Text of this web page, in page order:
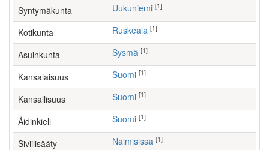
Syntymäkunta Uukuniemi [1]
Kotikunta Ruskeala [1]
Asuinkunta Sysmä [1]
Kansalaisuus Suomi [1]
Kansallisuus Suomi [1]
Äidinkieli Suomi [1]
Siviilisääty Naimisissa [1]